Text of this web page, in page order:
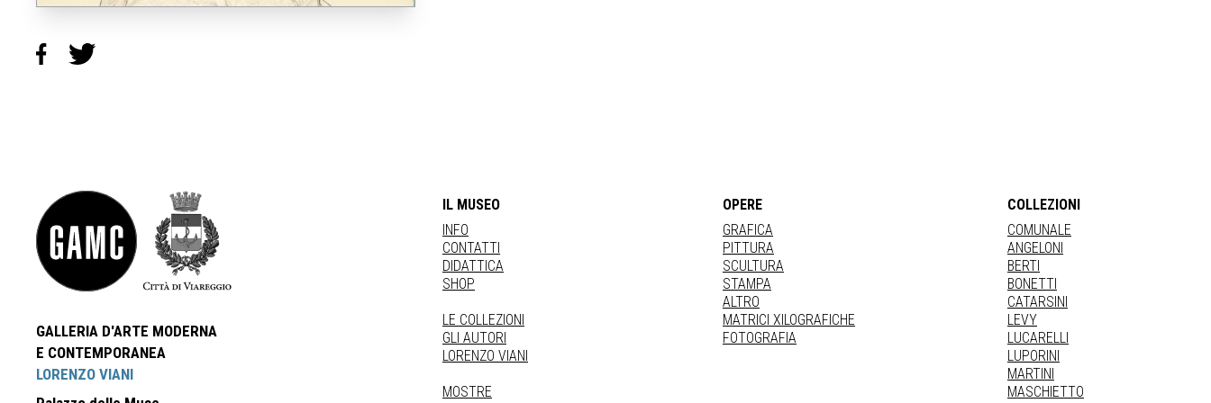
GALLERIA D'ARTE MODERNA
E CONTEMPORANEA
LORENZO VIANI
IL MUSEO
INFO
CONTATTI
DIDATTICA
SHOP
LE COLLEZIONI
GLI AUTORI
LORENZO VIANI
MOSTRE
OPERE
GRAFICA
PITTURA
SCULTURA
STAMPA
ALTRO
MATRICI XILOGRAFICHE
FOTOGRAFIA
COLLEZIONI
COMUNALE
ANGELONI
BERTI
BONETTI
CATARSINI
LEVY
LUCARELLI
LUPORINI
MARTINI
MASCHIETTO